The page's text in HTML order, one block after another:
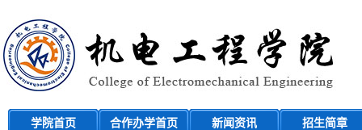
学院首页 合作办学首页 新闻资讯 招生简章